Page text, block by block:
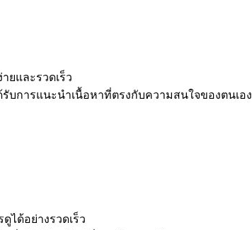
ยและรวดเร็ว
การแนะนำเนื้อหาที่ตรงกับความสนใจของตนเอง
ได้อย่างรวดเร็ว